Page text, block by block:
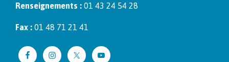
Ren­seigne­ments : 01 43 24 54 28
Fax : 01 48 71 21 41